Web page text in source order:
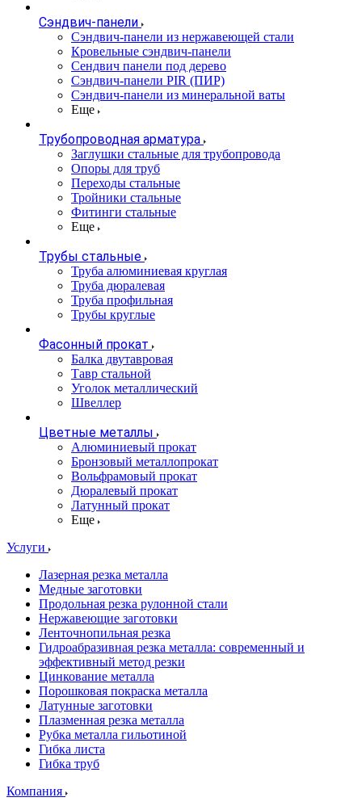
Сэндвич-панели
Cэндвич-панели из нержавеющей стали
Кровельные сэндвич-панели
Сендвич панели под дерево
Сэндвич-панели PIR (ПИР)
Сэндвич-панели из минеральной ваты
Еще
Трубопроводная арматура
Заглушки стальные для трубопровода
Опоры для труб
Переходы стальные
Тройники стальные
Фитинги стальные
Еще
Трубы стальные
Труба алюминиевая круглая
Труба дюралевая
Труба профильная
Трубы круглые
Фасонный прокат
Балка двутавровая
Тавр стальной
Уголок металлический
Швеллер
Цветные металлы
Алюминиевый прокат
Бронзовый металлопрокат
Вольфрамовый прокат
Дюралевый прокат
Латунный прокат
Еще
Услуги
Лазерная резка металла
Медные заготовки
Продольная резка рулонной стали
Нержавеющие заготовки
Ленточнопильная резка
Гидроабразивная резка металла: современный и
эффективный метод резки
Цинкование металла
Порошковая покраска металла
Латунные заготовки
Плазменная резка металла
Рубка металла гильотиной
Гибка листа
Гибка труб
Компания